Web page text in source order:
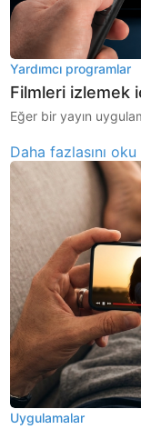
Yardımcı programlar
Filmleri izlemek
Eğer bir yayın
Daha fazlasını
Uygulamalar